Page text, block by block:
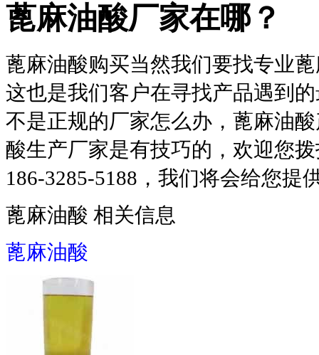
蓖麻油酸厂家在哪？
蓖麻油酸购买当然我们要找专业
这也是我们客户在寻找产品遇到
不是正规的厂家怎么办，蓖麻油
酸生产厂家是有技巧的，欢迎您
186-3285-5188，我们将会给您提
蓖麻油酸 相关信息
蓖麻油酸